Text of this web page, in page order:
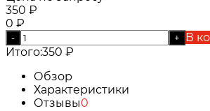
350 ₽
0 ₽
- +
В
Итого:350 ₽
Обзор
Характеристики
Отзывы0